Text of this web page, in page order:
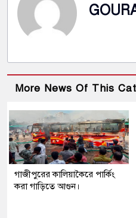
More News Of This
গাজীপুরের কালিয়াকৈরে পার্কিং
করা গাড়িতে আগুন।